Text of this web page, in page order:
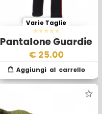
Pantalone Guardie
della Regina
Britanniche
Varie Taglie
€ 25.00